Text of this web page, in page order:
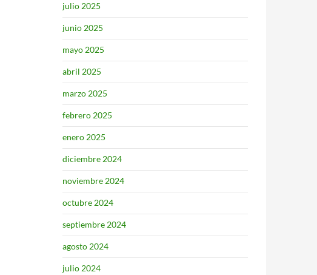
julio 2025
junio 2025
mayo 2025
abril 2025
marzo 2025
febrero 2025
enero 2025
diciembre 2024
noviembre 2024
octubre 2024
septiembre 2024
agosto 2024
julio 2024